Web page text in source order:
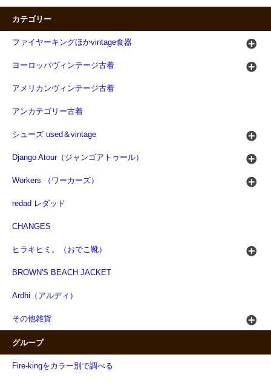
カテゴリー
ファイヤーキングほかvintage食器
ヨーロッパヴィンテージ古着
アメリカンヴィンテージ古着
アンカテゴリー古着
シューズ used＆vintage
Django Atour（ジャンゴアトゥール）
Workers （ワーカーズ）
redad レダッド
CHANGES
ヒラキヒミ。（おでこ靴）
BROWN'S BEACH JACKET
Ardhi（アルディ）
その他雑貨
グループ
Fire-kingをカラー別で調べる